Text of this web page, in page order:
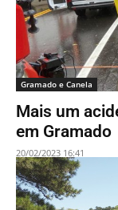
Gramado e Canela
Mais um
em Gramado
20/02/2023 16:41